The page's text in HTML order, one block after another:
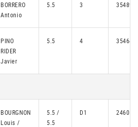
BORRERO
Antonio
5.5 3 35489
PINO
RIDER
Javier
5.5 4 35464
BOURGNON
Louis /
5.5 /
5.5
D1 24605